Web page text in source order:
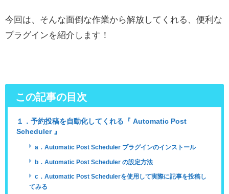
今回は、そんな面倒な作業から解放してくれる、便利な
プラグインを紹介します！
この記事の目次
１．予約投稿を自動化してくれる『 Automatic Post
Scheduler 』
a．Automatic Post Scheduler プラグインのインストール
b．Automatic Post Scheduler の設定方法
c．Automatic Post Schedulerを使用して実際に記事を投稿し
てみる